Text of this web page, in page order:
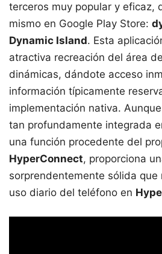
terceros muy popular y eficaz,
mismo en Google Play Store:
Dynamic Island. Esta
atractiva recreación del área
dinámicas, dándote acceso
información típicamente
implementación nativa.
tan profundamente integrada
una función procedente del
HyperConnect, proporciona
sorprendentemente sólida
uso diario del teléfono en